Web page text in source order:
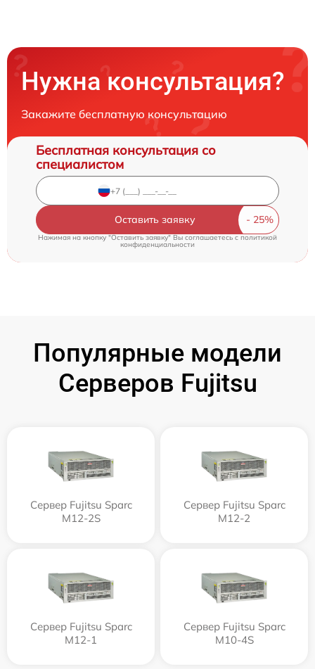
Нужна консультация?
Закажите бесплатную консультацию
Бесплатная консультация со
специалистом
Оставить заявку
Нажимая на кнопку "Оставить заявку" Вы соглашаетесь c политикой
конфиденциальности
Популярные модели
Серверов Fujitsu
Сервер Fujitsu Sparc
M12-2S
Сервер Fujitsu Sparc
M12-2
Сервер Fujitsu Sparc
M12-1
Сервер Fujitsu Sparc
M10-4S